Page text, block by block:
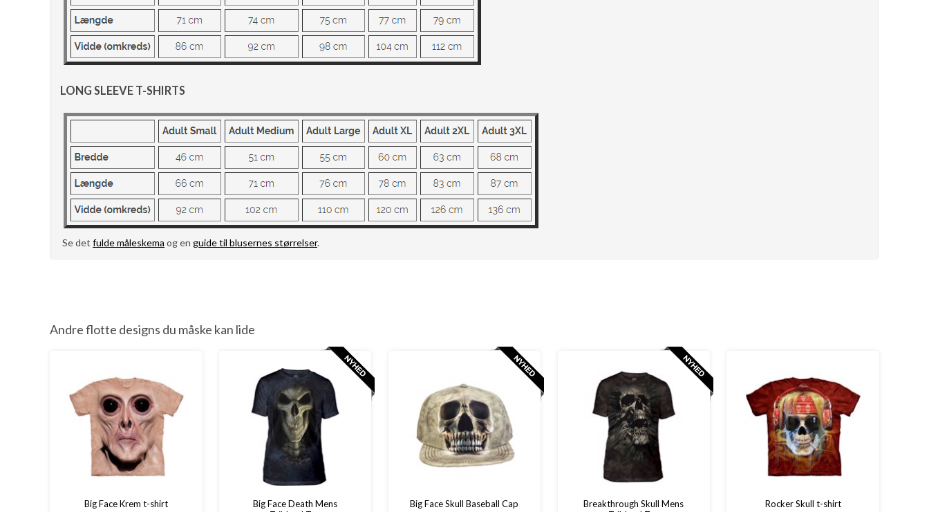
LONG SLEEVE T-SHIRTS
Se det fulde måleskema og en guide til blusernes størrelser.
Andre flotte designs du måske kan lide
Big Face Krem t-shirt
Big Face Death Mens
Big Face Skull Baseball Cap
Breakthrough Skull Mens
Rocker Skull t-shirt